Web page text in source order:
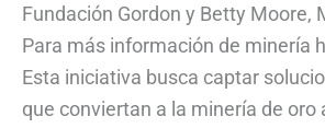
Fundación Gordon y Betty Moore,
Para más información de minería
Esta iniciativa busca captar
que conviertan a la minería de oro